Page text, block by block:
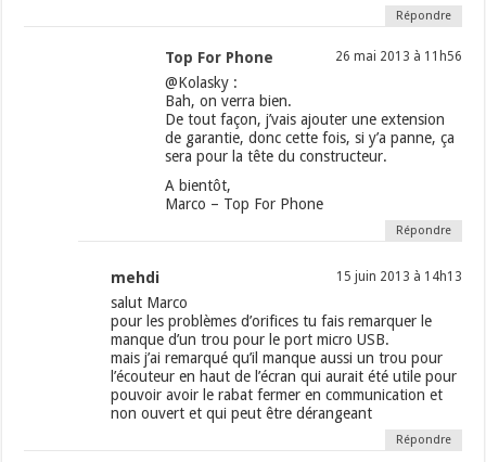
Répondre
Top For Phone 26 mai 2013 à 11h56
@Kolasky :
Bah, on verra bien.
De tout façon, j’vais ajouter une extension
de garantie, donc cette fois, si y’a panne, ça
sera pour la tête du constructeur.
A bientôt,
Marco – Top For Phone
Répondre
mehdi 15 juin 2013 à 14h13
salut Marco
pour les problèmes d’orifices tu fais remarquer le
manque d’un trou pour le port micro USB.
mais j’ai remarqué qu’il manque aussi un trou pour
l’écouteur en haut de l’écran qui aurait été utile pour
pouvoir avoir le rabat fermer en communication et
non ouvert et qui peut être dérangeant
Répondre